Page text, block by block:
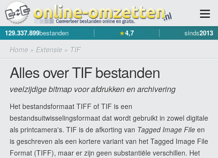
129.337.899bestanden ★4,7 sinds2013
Home » Extensie » TIF
Alles over TIF bestanden
veelzijdige bitmap voor afdrukken en archivering
Het bestandsformaat TIFF of TIF is een
bestandsuitwisselingsformaat dat wordt gebruikt in zowel digitale
als printcamera's. TIF is de afkorting van Tagged Image File en
is geschreven als een kortere variant van het Tagged Image File
Format (TIFF), maar er zijn geen substantiële verschillen. Het